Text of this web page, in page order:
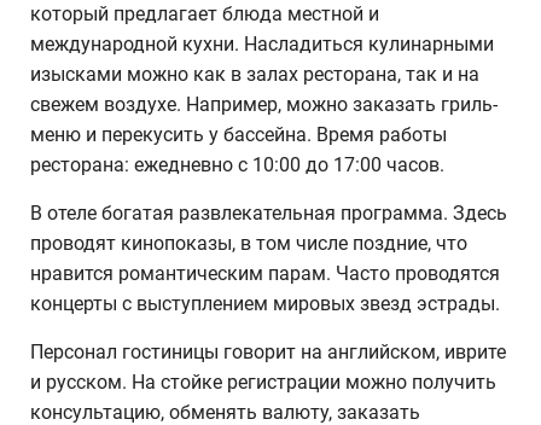
который предлагает блюда местной и
международной кухни. Насладиться кулинарными
изысками можно как в залах ресторана, так и на
свежем воздухе. Например, можно заказать гриль-
меню и перекусить у бассейна. Время работы
ресторана: ежедневно с 10:00 до 17:00 часов.
В отеле богатая развлекательная программа. Здесь
проводят кинопоказы, в том числе поздние, что
нравится романтическим парам. Часто проводятся
концерты с выступлением мировых звезд эстрады.
Персонал гостиницы говорит на английском, иврите
и русском. На стойке регистрации можно получить
консультацию, обменять валюту, заказать